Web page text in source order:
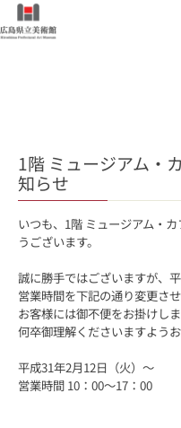
1階 ミュージアム・
知らせ
いつも、1階 ミュージアム・
うございます。
誠に勝手ではございますが、
営業時間を下記の通り変更さ
お客様には御不便をお掛けしま
何卒御理解くださいますようお
平成31年2月12日（火）～
営業時間 10：00～17：00